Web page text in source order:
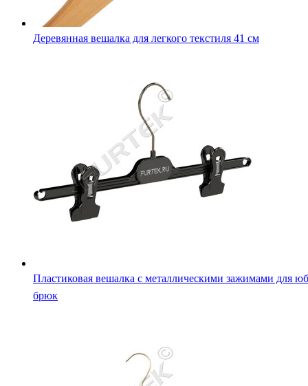
Деревянная вешалка для легкого текстиля 41 см
Пластиковая вешалка с металлическими зажимами для
брюк